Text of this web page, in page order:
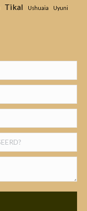
Tikal Ushuaia Uyuni